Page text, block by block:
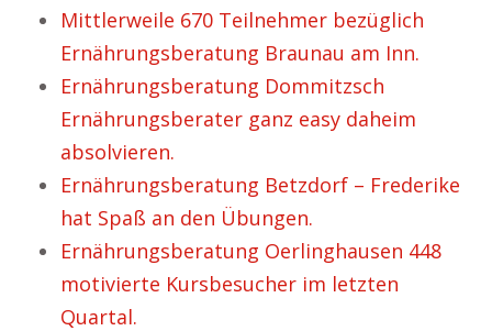
Mittlerweile 670 Teilnehmer bezüglich
Ernährungsberatung Braunau am Inn.
Ernährungsberatung Dommitzsch
Ernährungsberater ganz easy daheim
absolvieren.
Ernährungsberatung Betzdorf – Frederike
hat Spaß an den Übungen.
Ernährungsberatung Oerlinghausen 448
motivierte Kursbesucher im letzten
Quartal.